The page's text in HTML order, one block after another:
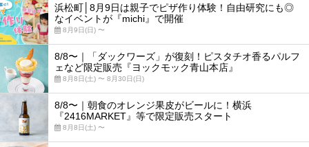
浜松町│8月9日は親子でピザ作り体験！自由研究にも◎
なイベントが『michi』で開催
8月9日(日) 〜
8/8〜｜「ダックワーズ」が復刻！ピスタチオ香るパルフ
ェなど限定販売『ヨックモック青山本店』
8月8日(土) 〜 8月30日(日)
8/8〜｜朝食のオレンジ果皮がビールに！横浜
『2416MARKET』等で限定販売スタート
8月8日(土) 〜